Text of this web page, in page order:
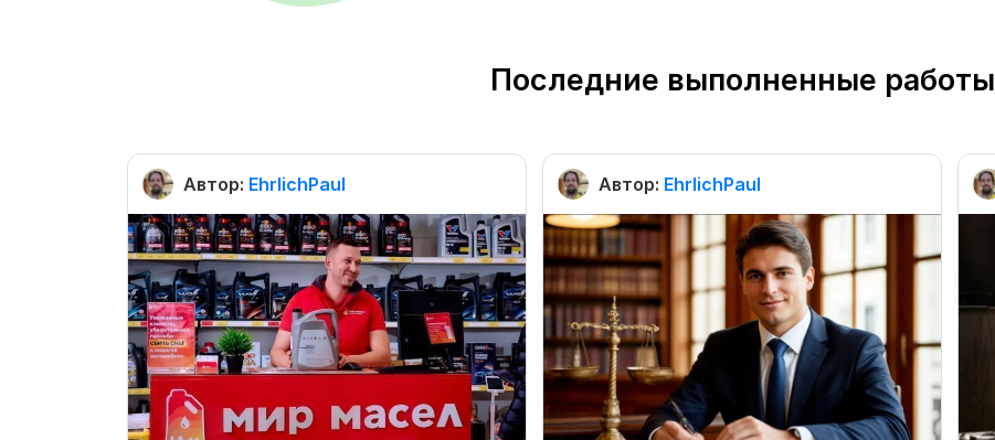
Последние выполненные работы
Автор: EhrlichPaul Автор: EhrlichPaul